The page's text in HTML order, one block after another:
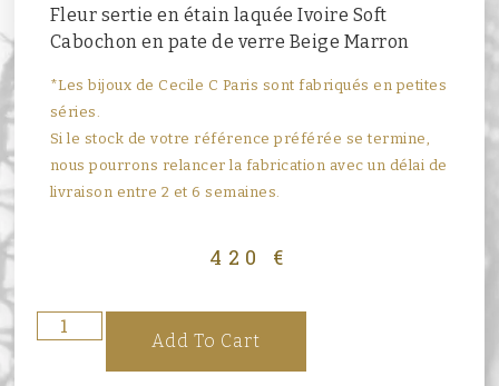
Fleur sertie en étain laquée Ivoire Soft
Cabochon en pate de verre Beige Marron
*Les bijoux de Cecile C Paris sont fabriqués en petites
séries.
Si le stock de votre référence préférée se termine,
nous pourrons relancer la fabrication avec un délai de
livraison entre 2 et 6 semaines.
420 €
Add To Cart